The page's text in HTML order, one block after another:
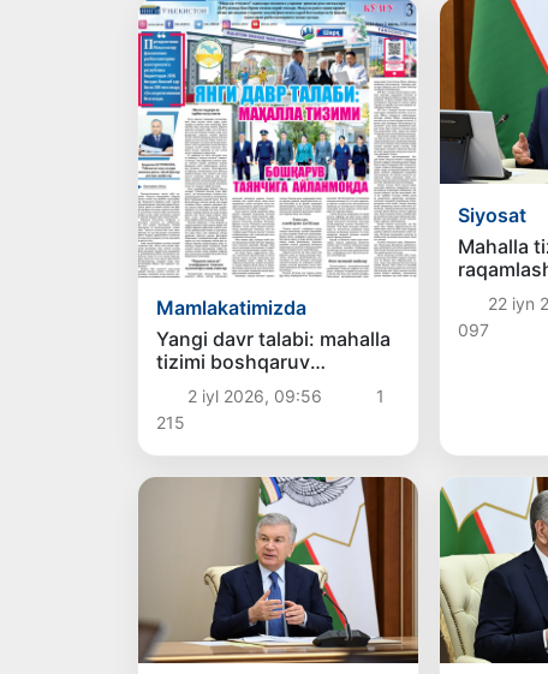
Mamlakatimizda
Yangi davr talabi: mahalla
tizimi boshqaruv
tayanchiga aylanmoqda
2 iyl 2026, 09:56
1
215
Siyosat
Mahalla
asosda
choralari
qilindi
22 iyn
097